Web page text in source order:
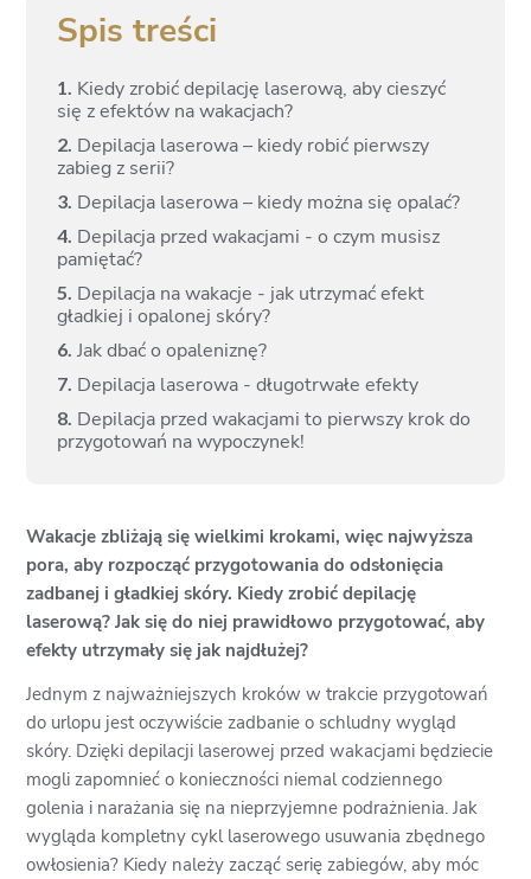
Spis treści
1.
Kiedy zrobić depilację laserową, aby cieszyć
się z efektów na wakacjach?
2. Depilacja laserowa – kiedy robić pierwszy
zabieg z serii?
3. Depilacja laserowa – kiedy można się opalać?
4. Depilacja przed wakacjami - o czym musisz
pamiętać?
5. Depilacja na wakacje - jak utrzymać efekt
gładkiej i opalonej skóry?
6. Jak dbać o opaleniznę?
7. Depilacja laserowa - długotrwałe efekty
8. Depilacja przed wakacjami to pierwszy krok do
przygotowań na wypoczynek!
Wakacje zbliżają się wielkimi krokami, więc najwyższa
pora, aby rozpocząć przygotowania do odsłonięcia
zadbanej i gładkiej skóry. Kiedy zrobić depilację
laserową? Jak się do niej prawidłowo przygotować, aby
efekty utrzymały się jak najdłużej?
Jednym z najważniejszych kroków w trakcie przygotowań
do urlopu jest oczywiście zadbanie o schludny wygląd
skóry. Dzięki depilacji laserowej przed wakacjami będziecie
mogli zapomnieć o konieczności niemal codziennego
golenia i narażania się na nieprzyjemne podrażnienia. Jak
wygląda kompletny cykl laserowego usuwania zbędnego
owłosienia? Kiedy należy zacząć serię zabiegów, aby móc